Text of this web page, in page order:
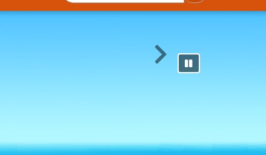
尋
暫停輪播
下一則